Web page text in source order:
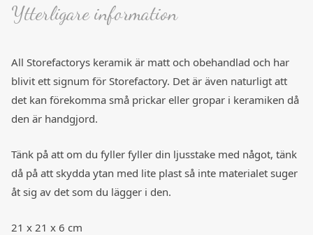
Ytterligare information
All Storefactorys keramik är matt och obehandlad och har
blivit ett signum för Storefactory. Det är även naturligt att
det kan förekomma små prickar eller gropar i keramiken då
den är handgjord.
Tänk på att om du fyller fyller din ljusstake med något, tänk
då på att skydda ytan med lite plast så inte materialet suger
åt sig av det som du lägger i den.
21 x 21 x 6 cm